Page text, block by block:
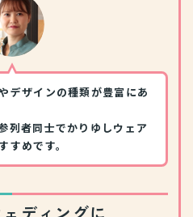
デザインの種類が豊富にあ
列者同士でかりゆしウェア
すめです。